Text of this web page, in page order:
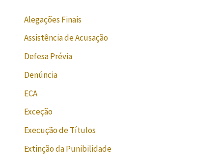
Alegações Finais
Assistência de Acusação
Defesa Prévia
Denúncia
ECA
Exceção
Execução de Títulos
Extinção da Punibilidade